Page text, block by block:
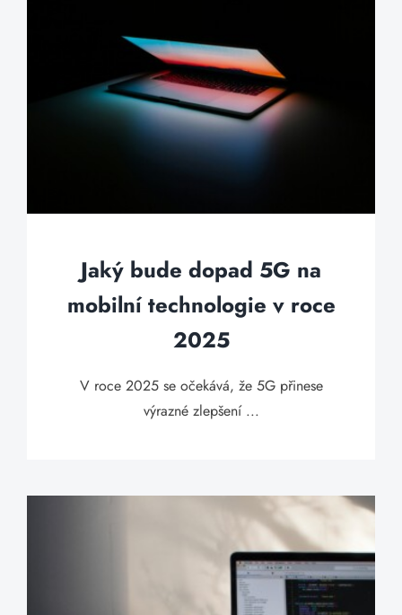
Jaký bude dopad 5G na
mobilní technologie v roce
2025
V roce 2025 se očekává, že 5G přinese
výrazné zlepšení ...